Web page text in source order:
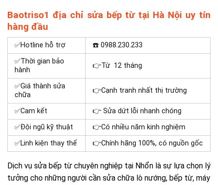
Baotriso1 địa chỉ sửa bếp từ tại Hà Nội uy tín
hàng đầu
✅Hotline hỗ trợ
☎️ 0988.230.233
✅Thời gian bảo
hành
👉Từ 12 tháng
✅Giá thành sửa
chữa
👉Cạnh tranh nhất thị trường
✅Cam kết
👉 Sửa dứt lỗi nhanh chóng
✅Đội ngũ kỹ thuật
👉Có nhiều năm kinh nghiệm
✅Linh kiện thay thế
👉Chính hãng 100%, có nguồn gốc
Dịch vụ sửa bếp từ chuyên nghiệp tại Nhổn là sự lựa chọn lý
tưởng cho những người cần sửa chữa lò nướng, bếp từ, máy